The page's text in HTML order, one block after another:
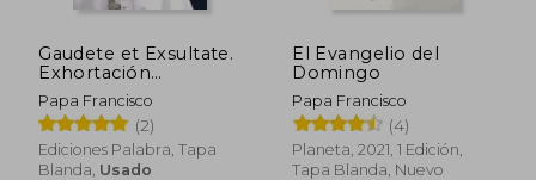
Gaudete et Exsultate.
Exhortación
Apostólica Sobre la
Llamada a la Santidad
en el Mundo Actual
Papa Francisco
(2)
Ediciones Palabra, Tapa
Blanda, Usado
El Evangelio del
Domingo
Papa Francisco
(4)
Planeta, 2021, 1 Edición,
Tapa Blanda, Nuevo